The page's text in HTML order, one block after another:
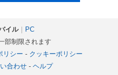
イル｜
PC
部制限されます
リシー - クッキーポリシー
合わせ- ヘルプ